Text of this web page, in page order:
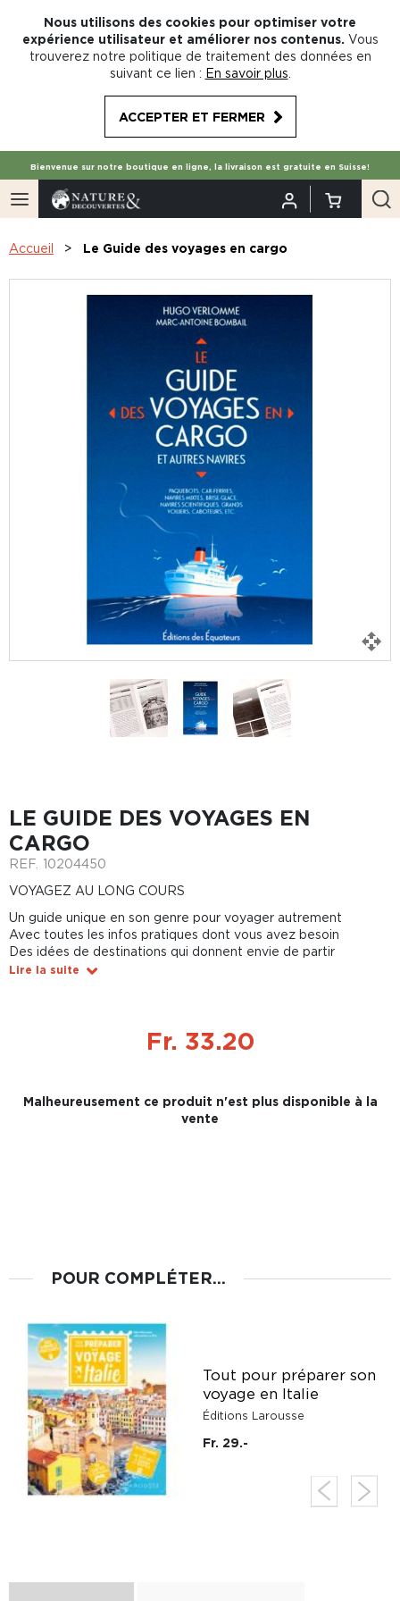
Nous utilisons des cookies pour optimiser votre
expérience utilisateur et améliorer nos contenus. Vous
trouverez notre politique de traitement des données en
suivant ce lien : En savoir plus
ACCEPTER ET FERMER
Bienvenue sur notre boutique en ligne, la livraison est gratuite en Suisse!
Accueil Le Guide des voyages en cargo
LE GUIDE DES VOYAGES EN
CARGO
REF. 10204450
VOYAGEZ AU LONG COURS
Un guide unique en son genre pour voyager autrement
Avec toutes les infos pratiques dont vous avez besoin
Des idées de destinations qui donnent envie de partir
Lire la suite
Fr. 33.20
Malheureusement ce produit n'est plus disponible à la
vente
POUR COMPLÉTER...
Tout pour préparer son
voyage en Italie
Éditions Larousse
Fr. 29.-